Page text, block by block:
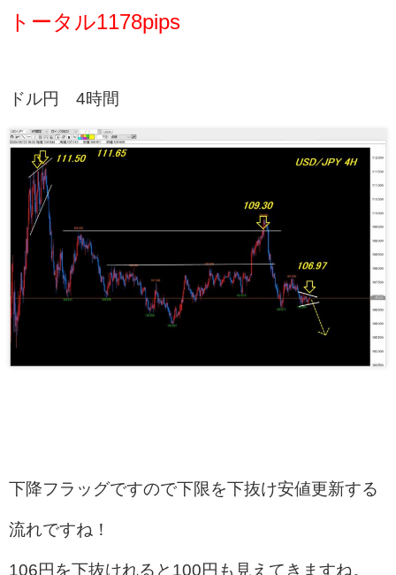
トータル1178pips
ドル円 4時間
下降フラッグですので下限を下抜け安値更新する
流れですね！
106円を下抜けれると100円も見えてきますね。